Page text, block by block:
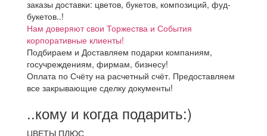
заказы доставки: цветов, букетов, композиций, фуд-
букетов..!
Нам доверяют свои Торжества и События
корпоративные клиенты!
Подбираем и Доставляем подарки компаниям,
госучреждениям, фирмам, бизнесу!
Оплата по Счёту на расчетный счёт. Предоставляем
все закрывающие сделку документы!
..кому и когда подарить:)
ЦВЕТЫ ПЛЮС